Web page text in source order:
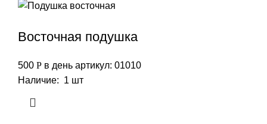
Восточная подушка
500 Р в день артикул: 01010
Наличие: 1 шт